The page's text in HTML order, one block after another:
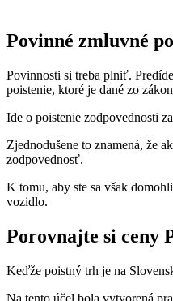
Povinné zmluvné
Povinnosti si treba plniť.
poistenie, ktoré je dané zo
Ide o poistenie zodpovednosti
Zjednodušene to znamená, že
zodpovednosť.
K tomu, aby ste sa však
vozidlo.
Porovnajte si ceny
Keďže poistný trh je na
Na tento účel bola vytvorená